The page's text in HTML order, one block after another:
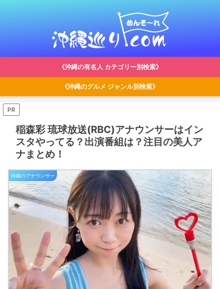
《沖縄の有名人 カテゴリー別検索》
《沖縄のグルメ ジャンル別検索》
PR
稲森彩 琉球放送(RBC)アナウンサーはイン
スタやってる？出演番組は？注目の美人ア
ナまとめ！
沖縄のアナウンサー